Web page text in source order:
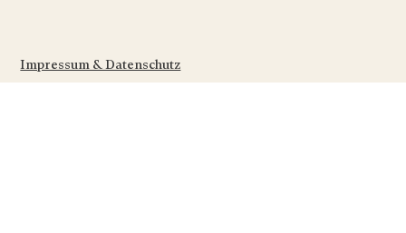
Impressum & Datenschutz